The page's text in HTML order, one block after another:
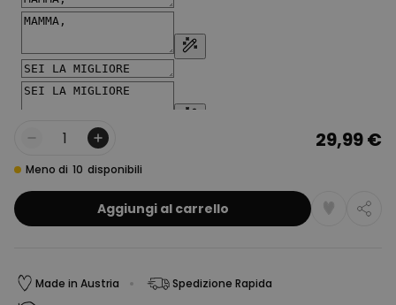
Quantità
Meno di 10 disponibili
29,99 €
Aggiungi al carrello
Made in Austria
Spedizione Rapida